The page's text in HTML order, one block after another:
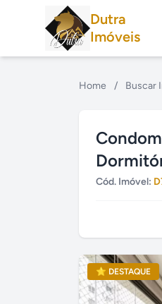
Dutra
Imóveis
Home / Buscar
Cód. Imóvel:
⭐ DESTAQUE